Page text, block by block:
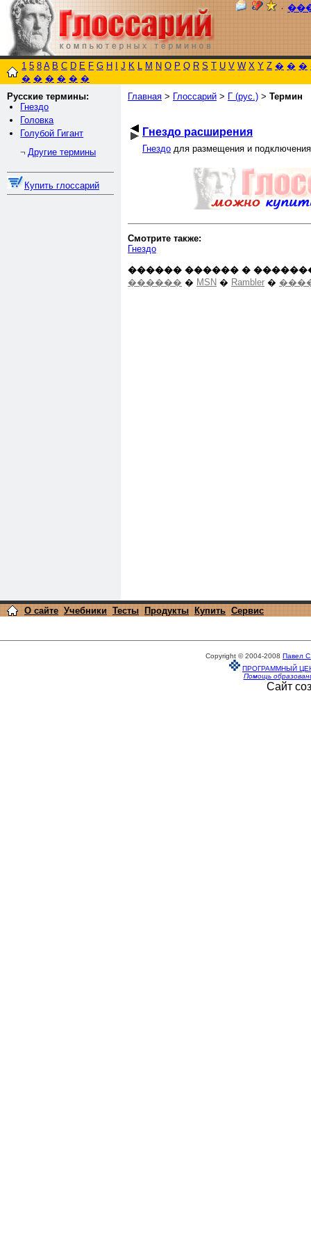
٠
1 5 8 A B C D E F G H J K L M N O P Q R S T U V W X Y Z � � �
� � � � � �
Русские термины:
Гнездо
Головка
Голубой Гигант
¬ Другие термины
Купить глоссарий
Главная > Глоссарий > Г (рус.) > Термин
Гнездо расширения
Гнездо для размещения и
Смотрите также:
Гнездо
������ ������ �
������ � MSN � Rambler �
О сайте Учебники Тесты Продукты Купить Сервис
Copyright © 2004-2008 Павел
ПРОГРАММНЫЙ
Помощь
Сайт